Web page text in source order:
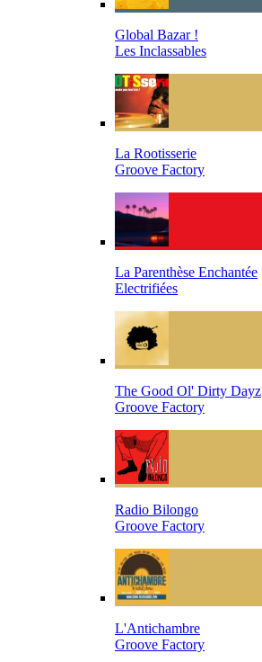
Global Bazar !
Les Inclassables
La Rootisserie
Groove Factory
La Parenthèse Enchantée
Electrifiées
The Good Ol' Dirty Dayz
Groove Factory
Radio Bilongo
Groove Factory
L'Antichambre
Groove Factory